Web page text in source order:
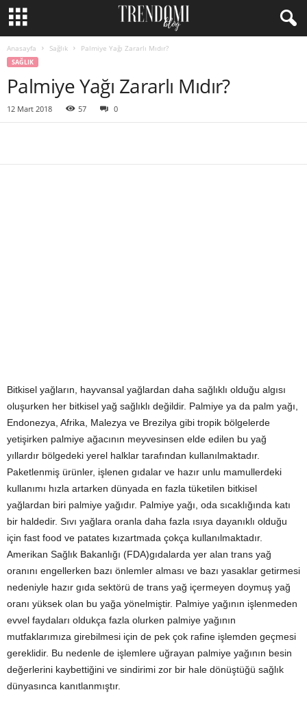
Anasayfa Sağlık Palmiye Yağı Zararlı Mıdır?
SAĞLIK
Palmiye Yağı Zararlı Mıdır?
12 Mart 2018 57 0
Bitkisel yağların, hayvansal yağlardan daha sağlıklı olduğu algısı
oluşurken her bitkisel yağ sağlıklı değildir. Palmiye ya da palm yağı,
Endonezya, Afrika, Malezya ve Brezilya gibi tropik bölgelerde
yetişirken palmiye ağacının meyvesinsen elde edilen bu yağ
yıllardır bölgedeki yerel halklar tarafından kullanılmaktadır.
Paketlenmiş ürünler, işlenen gıdalar ve hazır unlu mamullerdeki
kullanımı hızla artarken dünyada en fazla tüketilen bitkisel
yağlardan biri palmiye yağıdır. Palmiye yağı, oda sıcaklığında katı
bir haldedir. Sıvı yağlara oranla daha fazla ısıya dayanıklı olduğu
için fast food ve patates kızartmada çokça kullanılmaktadır.
Amerikan Sağlık Bakanlığı (FDA)gıdalarda yer alan trans yağ
oranını engellerken bazı önlemler alması ve bazı yasaklar getirmesi
nedeniyle hazır gıda sektörü de trans yağ içermeyen doymuş yağ
oranı yüksek olan bu yağa yönelmiştir. Palmiye yağının işlenmeden
evvel faydaları oldukça fazla olurken palmiye yağının
mutfaklarımıza girebilmesi için de pek çok rafine işlemden geçmesi
gereklidir. Bu nedenle de işlemlere uğrayan palmiye yağının besin
değerlerini kaybettiğini ve sindirimi zor bir hale dönüştüğü sağlık
dünyasınca kanıtlanmıştır.